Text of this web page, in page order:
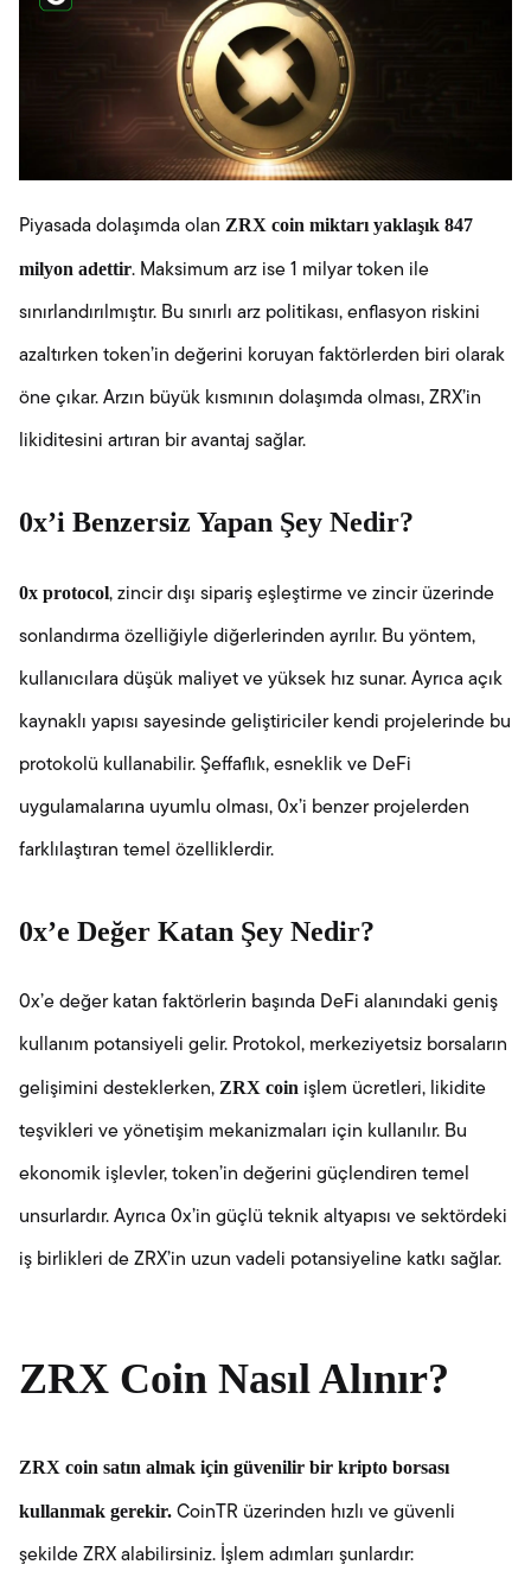
Piyasada dolaşımda olan ZRX coin miktarı yaklaşık 847
milyon adettir. Maksimum arz ise 1 milyar token ile
sınırlandırılmıştır. Bu sınırlı arz politikası, enflasyon riskini
azaltırken token’in değerini koruyan faktörlerden biri olarak
öne çıkar. Arzın büyük kısmının dolaşımda olması, ZRX’in
likiditesini artıran bir avantaj sağlar.
0x’i Benzersiz Yapan Şey Nedir?
0x protocol, zincir dışı sipariş eşleştirme ve zincir üzerinde
sonlandırma özelliğiyle diğerlerinden ayrılır. Bu yöntem,
kullanıcılara düşük maliyet ve yüksek hız sunar. Ayrıca açık
kaynaklı yapısı sayesinde geliştiriciler kendi projelerinde bu
protokolü kullanabilir. Şeffaflık, esneklik ve DeFi
uygulamalarına uyumlu olması, 0x’i benzer projelerden
farklılaştıran temel özelliklerdir.
0x’e Değer Katan Şey Nedir?
0x’e değer katan faktörlerin başında DeFi alanındaki geniş
kullanım potansiyeli gelir. Protokol, merkeziyetsiz borsaların
gelişimini desteklerken, ZRX coin işlem ücretleri, likidite
teşvikleri ve yönetişim mekanizmaları için kullanılır. Bu
ekonomik işlevler, token’in değerini güçlendiren temel
unsurlardır. Ayrıca 0x’in güçlü teknik altyapısı ve sektördeki
iş birlikleri de ZRX’in uzun vadeli potansiyeline katkı sağlar.
ZRX Coin Nasıl Alınır?
ZRX coin satın almak için güvenilir bir kripto borsası
kullanmak gerekir. CoinTR üzerinden hızlı ve güvenli
şekilde ZRX alabilirsiniz. İşlem adımları şunlardır: